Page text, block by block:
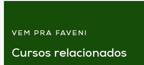
VEM PRA FAVENI
Cursos relacionados